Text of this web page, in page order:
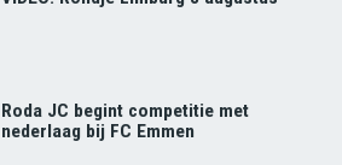
Roda JC begint competitie met
nederlaag bij FC Emmen